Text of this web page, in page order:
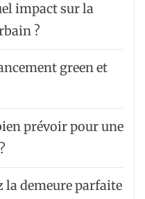
impact sur la
?
green et
prévoir pour une
la demeure parfaite